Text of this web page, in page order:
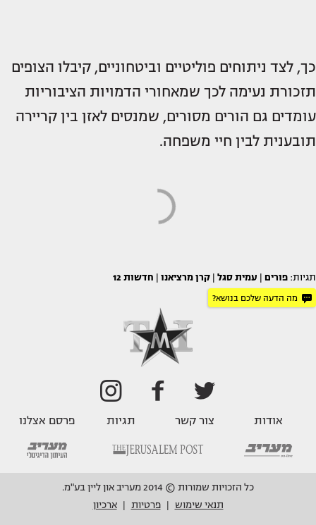
כך, לצד ניתוחים פוליטיים וביטחוניים, קיבלו הצופים
תזכורת נעימה לכך שמאחורי הדמויות הציבוריות
עומדים גם הורים מסורים, שמנסים לאזן בין קריירה
תובענית לבין חיי משפחה.
תגיות: פורים עמית סגל קרן מרציאנו חדשות 12
מה הדעה שלכם בנושא?
אודות צור קשר תגיות פרסם אצלנו
כל הזכויות שמורות © 2014 מעריב און ליין בע"מ.
תנאי שימוש
פרטיות ארכיון